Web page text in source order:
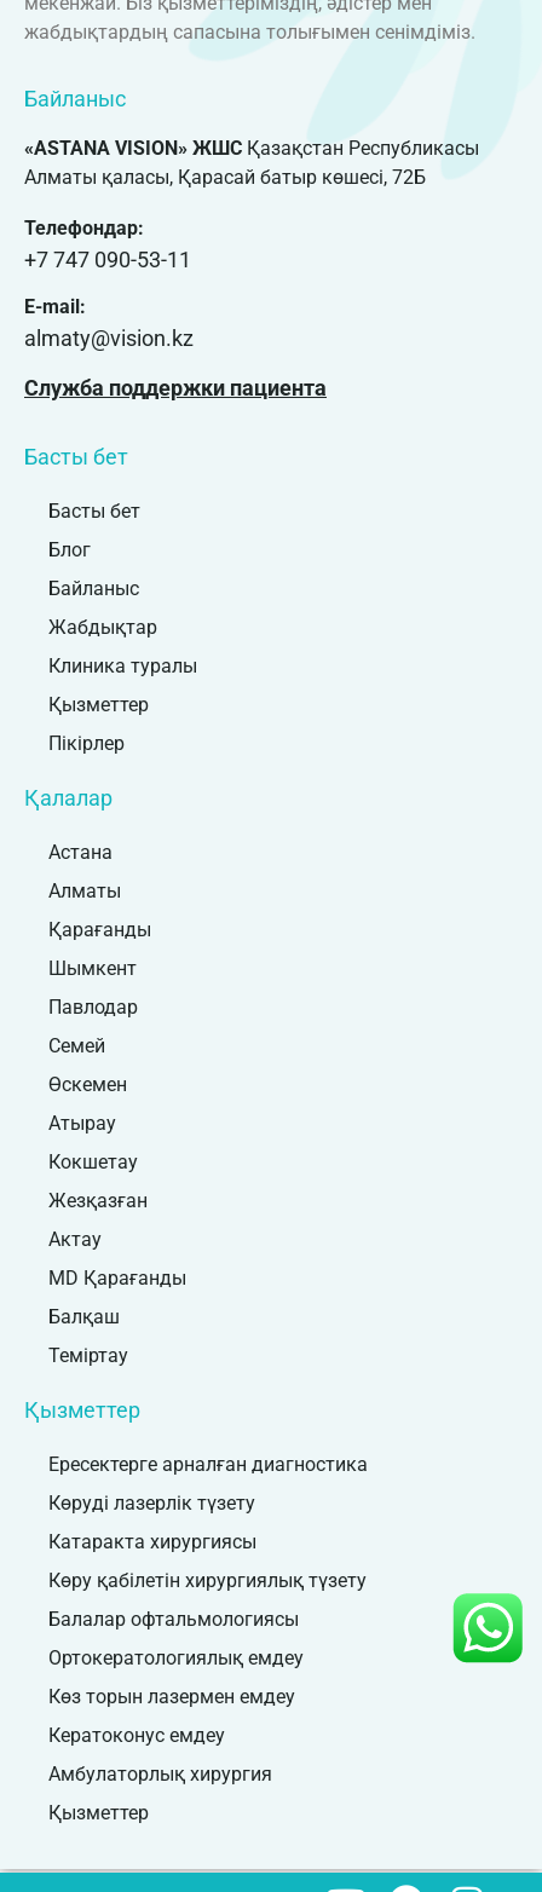
жабдықтардың сапасына толығымен сенімдіміз.
Байланыс
«ASTANA VISION» ЖШС Қазақстан Республикасы
Алматы қаласы, Қарасай батыр көшесі, 72Б
Телефондар:
+7 747 090-53-11
E-mail:
almaty@vision.kz
Служба поддержки пациента
Басты бет
Басты бет
Блог
Байланыс
Жабдықтар
Клиника туралы
Қызметтер
Пікірлер
Қалалар
Астана
Алматы
Қарағанды
Шымкент
Павлодар
Семей
Өскемен
Атырау
Кокшетау
Жезқазған
Актау
MD Қарағанды
Балқаш
Теміртау
Қызметтер
Ересектерге арналған диагностика
Көруді лазерлік түзету
Катаракта хирургиясы
Көру қабілетін хирургиялық түзету
Балалар офтальмологиясы
Ортокератологиялық емдеу
Көз торын лазермен емдеу
Кератоконус емдеу
Амбулаторлық хирургия
Қызметтер